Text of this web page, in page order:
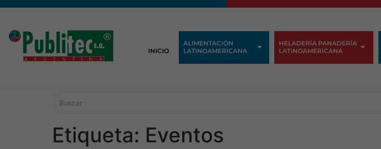
INICIO
ALIMENTACIÓN
LATINOAMERICANA
HELADERÍA PANADERÍA
LATINOAMERICANA
Etiqueta: Eventos